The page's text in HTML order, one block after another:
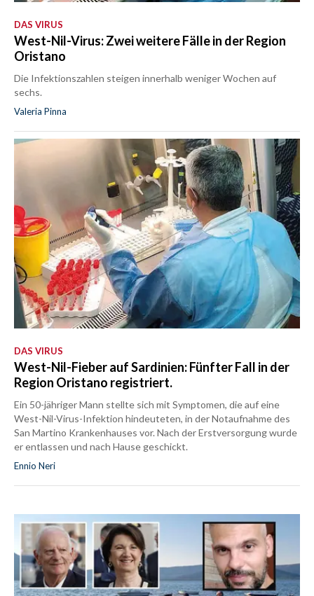
DAS VIRUS
West-Nil-Virus: Zwei weitere Fälle in der Region
Oristano
Die Infektionszahlen steigen innerhalb weniger Wochen auf
sechs.
Valeria Pinna
DAS VIRUS
West-Nil-Fieber auf Sardinien: Fünfter Fall in der
Region Oristano registriert.
Ein 50-jähriger Mann stellte sich mit Symptomen, die auf eine
West-Nil-Virus-Infektion hindeuteten, in der Notaufnahme des
San Martino Krankenhauses vor. Nach der Erstversorgung wurde
er entlassen und nach Hause geschickt.
Ennio Neri